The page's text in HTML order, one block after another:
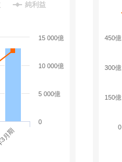
純利益
期
0
5 000億
10 000億
15 000億
0
150億
300億
450億